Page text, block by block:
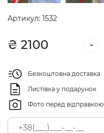
Артикул: 1532
₴ 2100 -
Безкоштовна доставка
Листівка у подарунок
Фото перед відправкою